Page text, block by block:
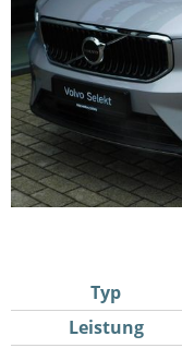
Typ
Leistung